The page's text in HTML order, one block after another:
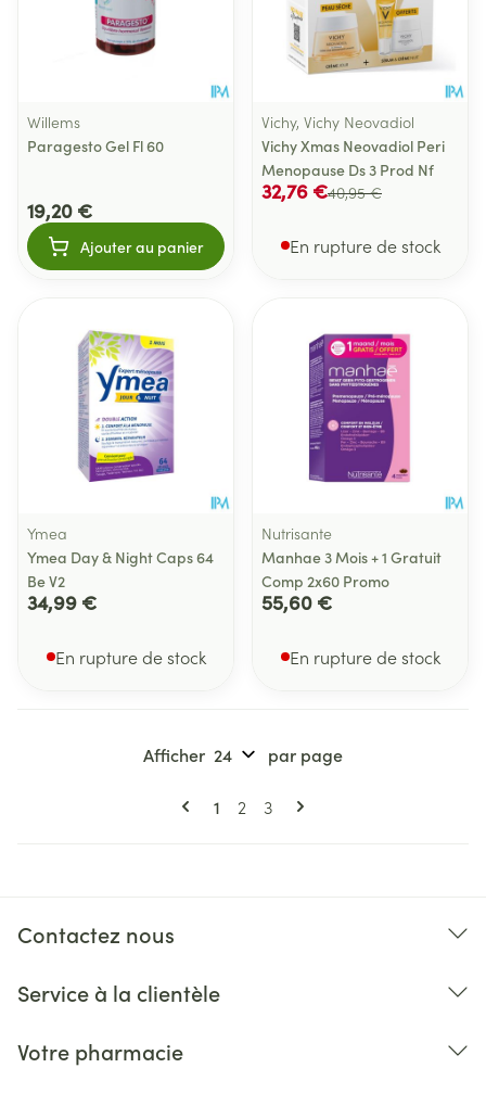
Willems
Paragesto Gel Fl 60
19,20 €
Ajouter au panier
Vichy, Vichy Neovadiol
Vichy Xmas Neovadiol Peri
Menopause Ds 3 Prod Nf
40,95 €
32,76 €
En rupture de stock
Ymea
Ymea Day & Night Caps 64
Be V2
34,99 €
En rupture de stock
Nutrisante
Manhae 3 Mois + 1 Gratuit
Comp 2x60 Promo
55,60 €
En rupture de stock
Pages
Vous lisez actuellement la page
1 Page
2 Page
3
Afficher par page
Contactez nous
Service à la clientèle
Votre pharmacie